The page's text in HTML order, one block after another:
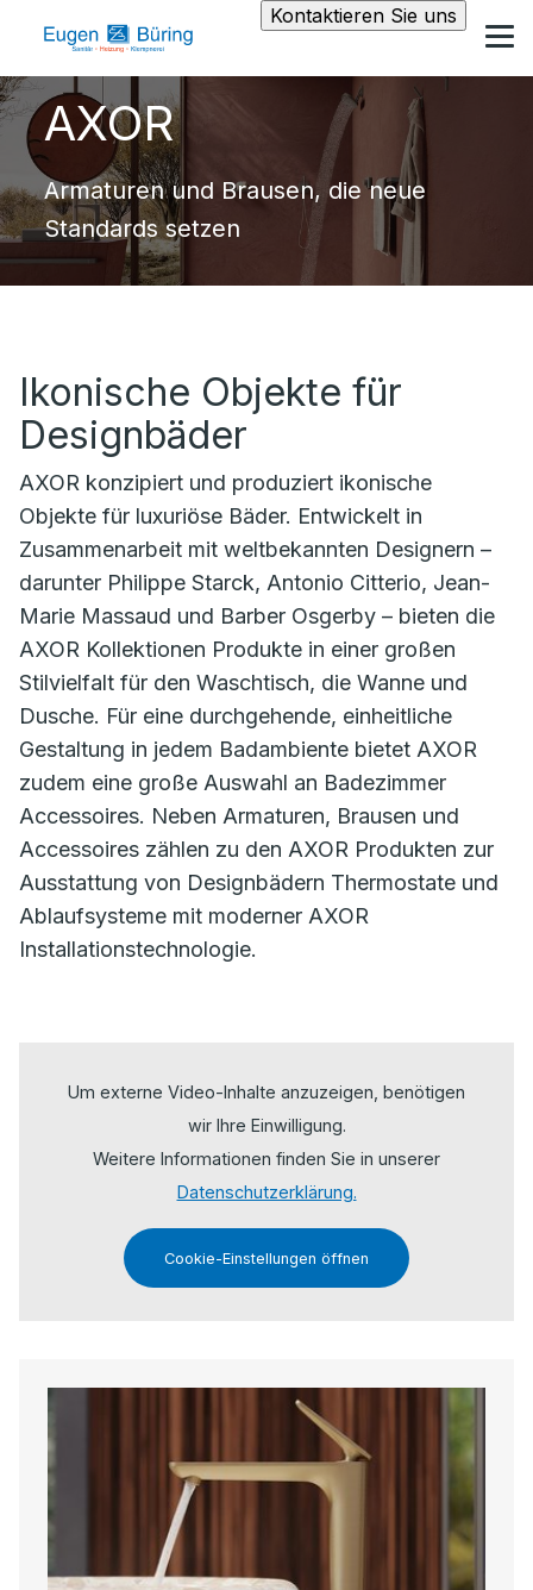
Kontaktieren Sie uns
AXOR
Armaturen und Brausen, die neue
Standards setzen
Ikonische Objekte für
Designbäder
AXOR konzipiert und produziert ikonische
Objekte für luxuriöse Bäder. Entwickelt in
Zusammenarbeit mit weltbekannten Designern –
darunter Philippe Starck, Antonio Citterio, Jean-
Marie Massaud und Barber Osgerby – bieten die
AXOR Kollektionen Produkte in einer großen
Stilvielfalt für den Waschtisch, die Wanne und
Dusche. Für eine durchgehende, einheitliche
Gestaltung in jedem Badambiente bietet AXOR
zudem eine große Auswahl an Badezimmer
Accessoires. Neben Armaturen, Brausen und
Accessoires zählen zu den AXOR Produkten zur
Ausstattung von Designbädern Thermostate und
Ablaufsysteme mit moderner AXOR
Installationstechnologie.
Um externe Video-Inhalte anzuzeigen, benötigen
wir Ihre Einwilligung.
Weitere Informationen finden Sie in unserer
Datenschutzerklärung.
Cookie-Einstellungen öffnen